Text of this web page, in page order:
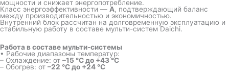
мощности и снижает энергопотребление.
Класс энергоэффективности — A, подтверждающий баланс
между производительностью и экономичностью.
Внутренний блок рассчитан на долговременную эксплуатацию и
стабильную работу в составе мульти-систем Daichi.
Работа в составе мульти-системы
• Рабочие диапазоны температур:
– Охлаждение: от –15 °C до +43 °C
– Обогрев: от –22 °C до +24 °C